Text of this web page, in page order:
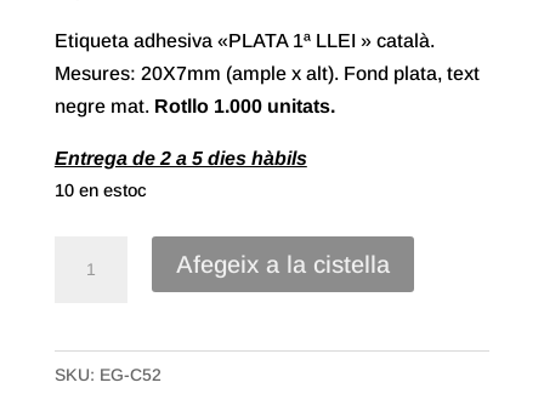
Etiqueta adhesiva «PLATA 1ª LLEI » català.
Mesures: 20X7mm (ample x alt). Fond plata, text
negre mat. Rotllo 1.000 unitats.
Entrega de 2 a 5 dies hàbils
10 en estoc
Adhesiva"Plata
1ª
Afegeix a la cistella
SKU: EG-C52